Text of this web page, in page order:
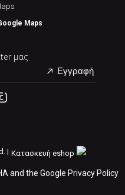
Maps
μας
Εγγραφή
| Κατασκευή eshop
and the Google Privacy Policy